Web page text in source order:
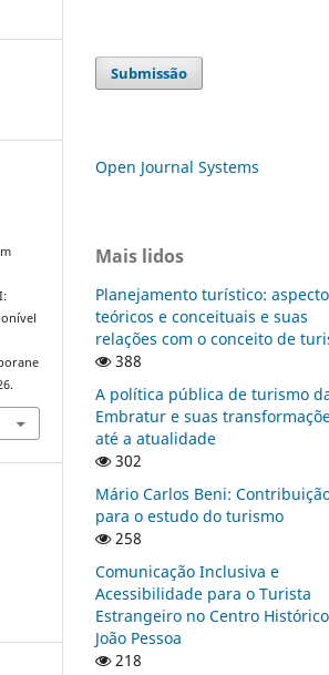
Submissão
Open Journal Systems
Mais lidos
Planejamento turístico:
teóricos e conceituais e suas
relações com o conceito de
388
A política pública de turismo
Embratur e suas
até a atualidade
302
Mário Carlos Beni:
para o estudo do turismo
258
Comunicação Inclusiva e
Acessibilidade para o Turista
Estrangeiro no Centro
João Pessoa
218